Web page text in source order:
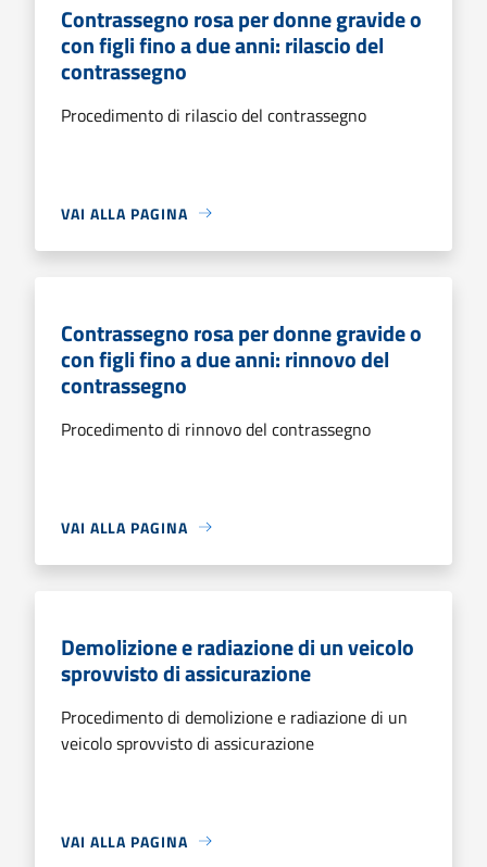
Contrassegno rosa per donne gravide o
con figli fino a due anni: rilascio del
contrassegno
Procedimento di rilascio del contrassegno
VAI ALLA PAGINA
Contrassegno rosa per donne gravide o
con figli fino a due anni: rinnovo del
contrassegno
Procedimento di rinnovo del contrassegno
VAI ALLA PAGINA
Demolizione e radiazione di un veicolo
sprovvisto di assicurazione
Procedimento di demolizione e radiazione di un
veicolo sprovvisto di assicurazione
VAI ALLA PAGINA